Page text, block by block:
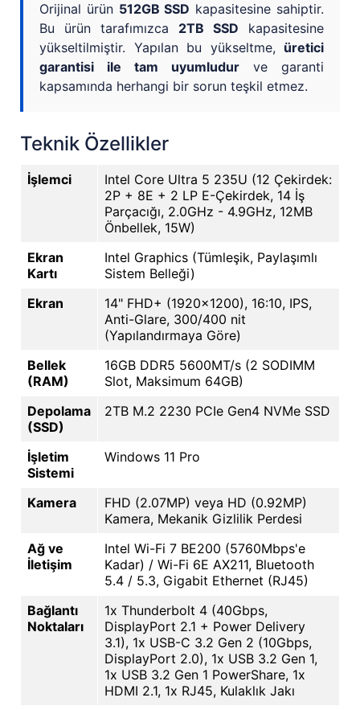
Orijinal ürün 512GB SSD kapasitesine sahiptir.
Bu ürün tarafımızca 2TB SSD kapasitesine
yükseltilmiştir. Yapılan bu yükseltme, üretici
garantisi ile tam uyumludur ve garanti
kapsamında herhangi bir sorun teşkil etmez.
Teknik Özellikler
İşlemci
Intel Core Ultra 5 235U (12 Çekirdek:
2P + 8E + 2 LP E-Çekirdek, 14 İş
Parçacığı, 2.0GHz - 4.9GHz, 12MB
Önbellek, 15W)
Ekran
Kartı
Intel Graphics (Tümleşik, Paylaşımlı
Sistem Belleği)
Ekran
14" FHD+ (1920x1200), 16:10, IPS,
Anti-Glare, 300/400 nit
(Yapılandırmaya Göre)
Bellek
(RAM)
16GB DDR5 5600MT/s (2 SODIMM
Slot, Maksimum 64GB)
Depolama
(SSD)
2TB M.2 2230 PCIe Gen4 NVMe SSD
İşletim
Sistemi
Windows 11 Pro
Kamera
FHD (2.07MP) veya HD (0.92MP)
Kamera, Mekanik Gizlilik Perdesi
Ağ ve
İletişim
Intel Wi-Fi 7 BE200 (5760Mbps'e
Kadar) / Wi-Fi 6E AX211, Bluetooth
5.4 / 5.3, Gigabit Ethernet (RJ45)
Bağlantı
Noktaları
1x Thunderbolt 4 (40Gbps,
DisplayPort 2.1 + Power Delivery
3.1), 1x USB-C 3.2 Gen 2 (10Gbps,
DisplayPort 2.0), 1x USB 3.2 Gen 1,
1x USB 3.2 Gen 1 PowerShare, 1x
HDMI 2.1, 1x RJ45, Kulaklık Jakı